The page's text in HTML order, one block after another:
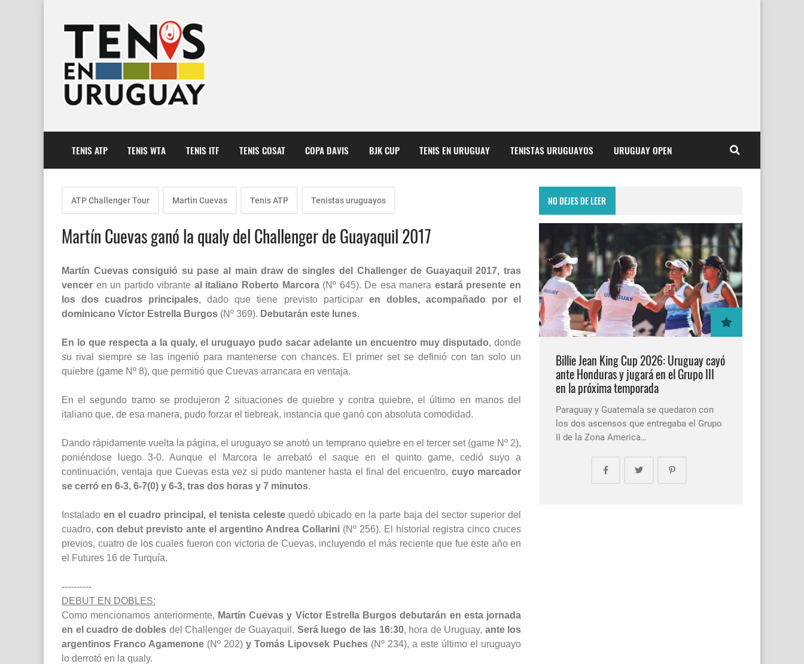
TENIS ATP TENIS WTA TENIS ITF TENIS COSAT COPA DAVIS BJK CUP TENIS EN URUGUAY TENISTAS URUGUAYOS URUGUAY OPEN
ATP Challenger Tour Martin Cuevas Tenis ATP Tenistas uruguayos
Martín Cuevas ganó la qualy del Challenger de Guayaquil 2017
Martín Cuevas consiguió su pase al main draw de singles del Challenger de Guayaquil 2017, tras
vencer en un partido vibrante al italiano Roberto Marcora(Nº 645). De esa manera estará presente en
los dos cuadros principales, dado que tiene previsto participar en dobles, acompañado por el
dominicano Víctor Estrella Burgos (Nº 369). Debutarán este lunes.
En lo que respecta a la qualy, el uruguayo pudo sacar adelante un encuentro muy disputado, donde
su rival siempre se las ingenió para mantenerse con chances. El primer set se definió con tan solo un
quiebre (game Nº 8), que permitió que Cuevas arrancara en ventaja.
En el segundo tramo se produjeron 2 situaciones de quiebre y contra quiebre, el último en manos del
italiano que, de esa manera, pudo forzar el tiebreak, instancia que ganó con absoluta comodidad.
Dando rápidamente vuelta la página, el uruguayo se anotó un temprano quiebre en el tercer set (game Nº 2),
poniéndose luego 3-0. Aunque el Marcora le arrebató el saque en el quinto game, cedió suyo a
continuación, ventaja que Cuevas esta vez sí pudo mantener hasta el final del encuentro, cuyo marcador
se cerró en 6-3, 6-7(0) y 6-3, tras dos horas y 7 minutos.
Instalado en el cuadro principal, el tenista celestequedó ubicado en la parte baja del sector superior del
cuadro, con debut previsto ante el argentino Andrea Collarini (Nº 256). El historial registra cinco cruces
previos, cuatro de los cuales fueron con victoria de Cuevas, incluyendo el más reciente que fue este año en
el Futures 16 de Turquía.
----------
DEBUT EN DOBLES:
Como mencionamos anteriormente, Martín Cuevas y Víctor Estrella Burgos debutarán en esta jornada
en el cuadro de dobles del Challenger de Guayaquil. Será luego de las 16:30, hora de Uruguay, ante los
argentinos Franco Agamenone (Nº 202)y Tomás Lipovsek Puches(Nº 234), a este último el uruguayo
lo derrotó en la qualy.
NO DEJES DE LEER
Billie Jean King Cup 2026: Uruguay cayó
ante Honduras y jugará en el Grupo III
en la próxima temporada
Paraguay y Guatemala se quedaron con
los dos ascensos que entregaba el Grupo
II de la Zona America…